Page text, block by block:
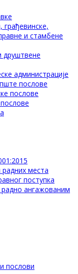
и стамбене
администрације
послове
послове
радних места
поступка
ангажованим
послови